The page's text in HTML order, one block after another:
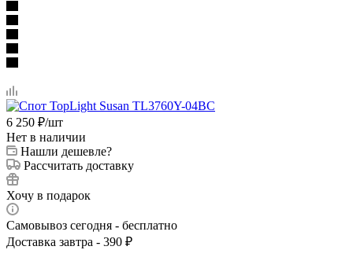
6 250 ₽/шт
Нет в наличии
Нашли дешевле?
Рассчитать доставку
Хочу в подарок
Самовывоз сегодня - бесплатно
Доставка завтра - 390 ₽